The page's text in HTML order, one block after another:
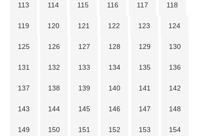
113 114 115 116 117 118
119 120 121 122 123 124
125 126 127 128 129 130
131 132 133 134 135 136
137 138 139 140 141 142
143 144 145 146 147 148
149 150 151 152 153 154